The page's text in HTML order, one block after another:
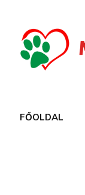
FŐOLDAL